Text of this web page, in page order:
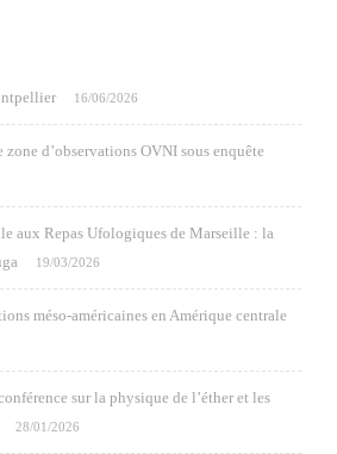
16/06/2026
d’observations OVNI sous enquête
aux Repas Ufologiques de Marseille : la
19/03/2026
méso-américaines en Amérique centrale
sur la physique de l’éther et les
28/01/2026